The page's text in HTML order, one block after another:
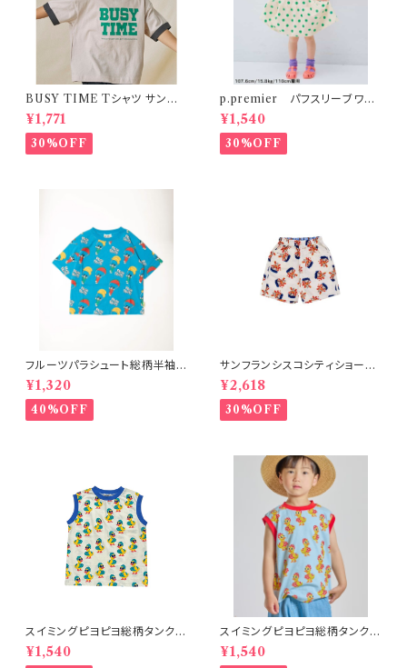
BUSY TIME Tシャツ サンド S
-XL
¥1,771
30%OFF
p.premier パフスリーブワン
ピース ドット柄
¥1,540
30%OFF
フルーツパラシュート総柄半袖T
シャツ ブルー
¥1,320
40%OFF
サンフランシスコシティショー
ツ オフホワイト 150-160
¥2,618
30%OFF
スイミングピヨピヨ総柄タンクト
ップ アイボリー
¥1,540
スイミングピヨピヨ総柄タンクト
ップ サックス
¥1,540